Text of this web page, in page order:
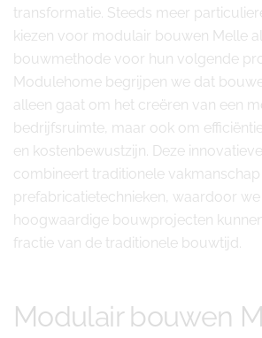
transformatie. Steeds meer
kiezen voor modulair bouwen Melle
bouwmethode voor hun volgende
Modulehome begrijpen we dat
alleen gaat om het creëren van een
bedrijfsruimte, maar ook om
en kostenbewustzijn. Deze
combineert traditionele
prefabricatietechnieken, waardoor
hoogwaardige bouwprojecten
fractie van de traditionele bouwtijd.
Modulair bouwen